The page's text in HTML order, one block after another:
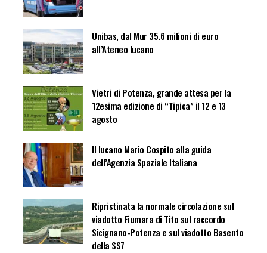
Unibas, dal Mur 35.6 milioni di euro
all’Ateneo lucano
Vietri di Potenza, grande attesa per la
12esima edizione di “Tipica” il 12 e 13
agosto
Il lucano Mario Cospito alla guida
dell’Agenzia Spaziale Italiana
Ripristinata la normale circolazione sul
viadotto Fiumara di Tito sul raccordo
Sicignano-Potenza e sul viadotto Basento
della SS7